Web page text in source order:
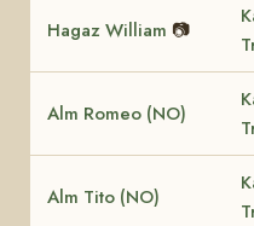
Hagaz William 📷
Alm Romeo (NO)
Alm Tito (NO)